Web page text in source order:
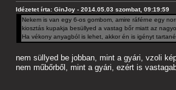
Idézetet írta: GinJoy - 2014.05.03 szombat, 09:19:59
Nekem is van egy 6-os gombom, amire ráférne egy
kiosztás kupakja besüllyed a vastag bőr miatt az
Ha vékony anyagból is lehet, akkor én is igényt
nem süllyed be jobban, mint a gyári, vzoli
nem műbőrből, mint a gyári, ezért is